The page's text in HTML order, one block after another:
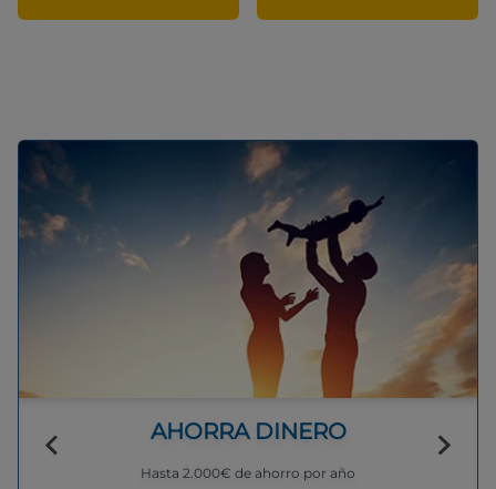
AHORRA DINERO
Hasta 2.000€ de ahorro por año